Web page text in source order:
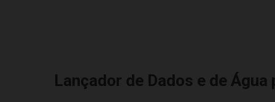
Lançador de Dados e de Água